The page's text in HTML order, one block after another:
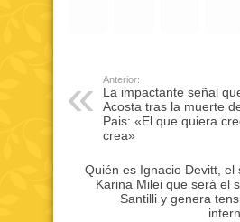
Anterior:
La impactante señal
Acosta tras la muerte
Pais: «El que quiera
crea»
Quién es Ignacio Devitt, el
Karina Milei que será el
Santilli y genera